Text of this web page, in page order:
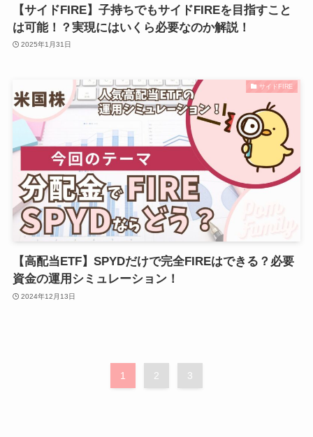
【サイドFIRE】子持ちでもサイドFIREを目指すこと
は可能！？実現にはいくら必要なのか解説！
2025年1月31日
サイドFIRE
【高配当ETF】SPYDだけで完全FIREはできる？必要
資金の運用シミュレーション！
2024年12月13日
1 2 3